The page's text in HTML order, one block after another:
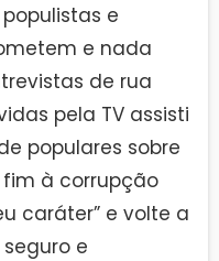
e
e nada
de rua
pela TV assisti
populares sobre
fim à corrupção
caráter” e volte a
e